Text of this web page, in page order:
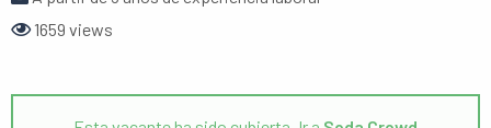
1659 views